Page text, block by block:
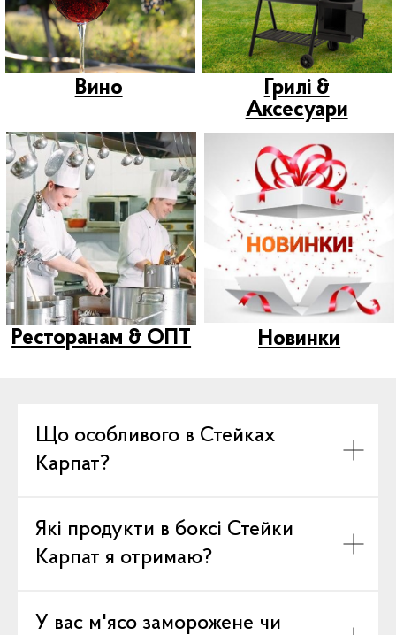
Що особливого в Стейках
Карпат?
Які продукти в боксі Стейки
Карпат я отримаю?
У вас м'ясо заморожене чи